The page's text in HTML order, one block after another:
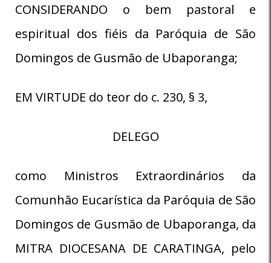
CONSIDERANDO o bem pastoral e
espiritual dos fiéis da Paróquia de São
Domingos de Gusmão de Ubaporanga;
EM VIRTUDE do teor do c. 230, § 3,
DELEGO
como Ministros Extraordinários da
Comunhão Eucarística da Paróquia de São
Domingos de Gusmão de Ubaporanga, da
MITRA DIOCESANA DE CARATINGA, pelo